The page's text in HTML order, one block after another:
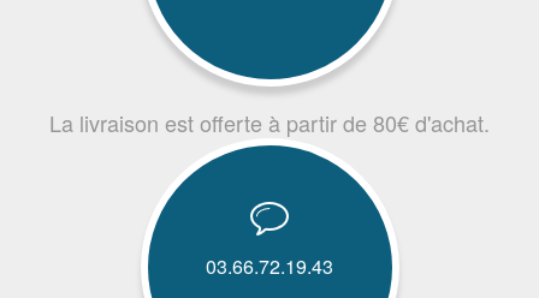
La livraison est offerte à partir de 80€ d'achat.
03.66.72.19.43